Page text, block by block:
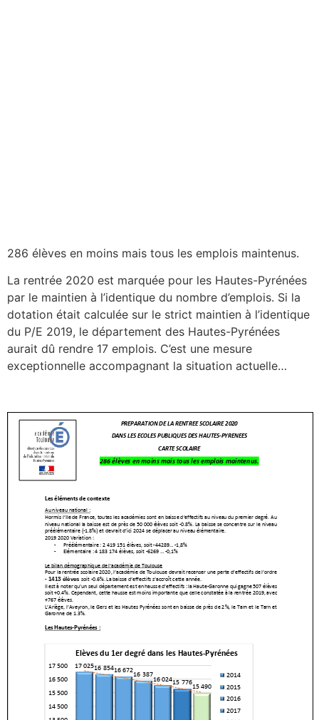
286 élèves en moins mais tous les emplois maintenus.
La rentrée 2020 est marquée pour les Hautes-Pyrénées
par le maintien à l’identique du nombre d’emplois. Si la
dotation était calculée sur le strict maintien à l’identique
du P/E 2019, le département des Hautes-Pyrénées
aurait dû rendre 17 emplois. C’est une mesure
exceptionnelle accompagnant la situation actuelle…